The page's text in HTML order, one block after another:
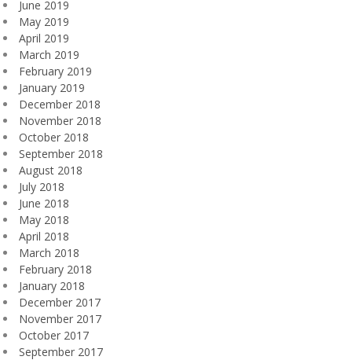
June 2019
May 2019
April 2019
March 2019
February 2019
January 2019
December 2018
November 2018
October 2018
September 2018
August 2018
July 2018
June 2018
May 2018
April 2018
March 2018
February 2018
January 2018
December 2017
November 2017
October 2017
September 2017